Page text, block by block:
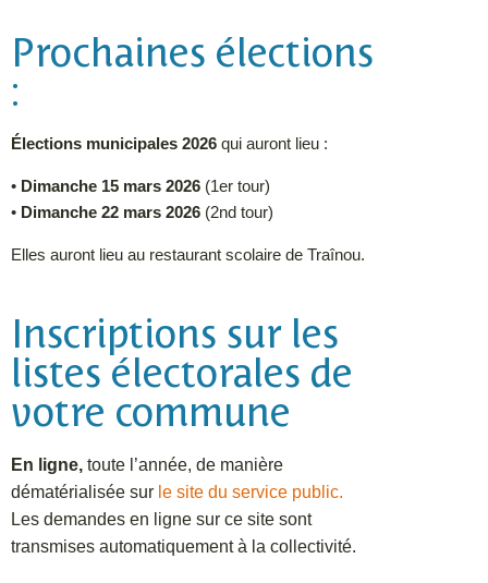
Prochaines élections
:
Élections municipales 2026 qui auront lieu :
• Dimanche 15 mars 2026 (1er tour)
• Dimanche 22 mars 2026 (2nd tour)
Elles auront lieu au restaurant scolaire de Traînou.
Inscriptions sur les
listes électorales de
votre commune
En ligne, toute l’année, de manière
dématérialisée sur le site du service public.
Les demandes en ligne sur ce site sont
transmises automatiquement à la collectivité.